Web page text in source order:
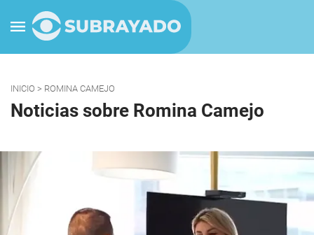
INICIO > ROMINA CAMEJO
Noticias sobre Romina Camejo